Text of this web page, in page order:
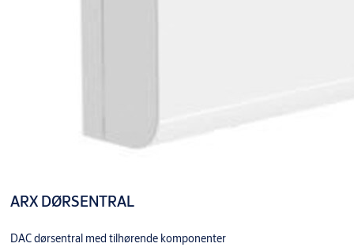
ARX DØRSENTRAL
DAC dørsentral med tilhørende komponenter